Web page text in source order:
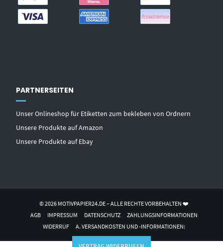
PARTNERSEITEN
Unser Onlineshop für Etiketten zum bekleben von Ordnern
Unsere Produkte auf Amazon
Unsere Produkte auf Ebay
© 2026 MOTIVPAPIER24.DE – ALLE RECHTE VORBEHALTEN ❤️
AGB
IMPRESSUM DATENSCHUTZ
ZAHLUNGSINFORMATIONEN
WIDERRUF
A. VERSANDKOSTEN UND -INFORMATIONEN: